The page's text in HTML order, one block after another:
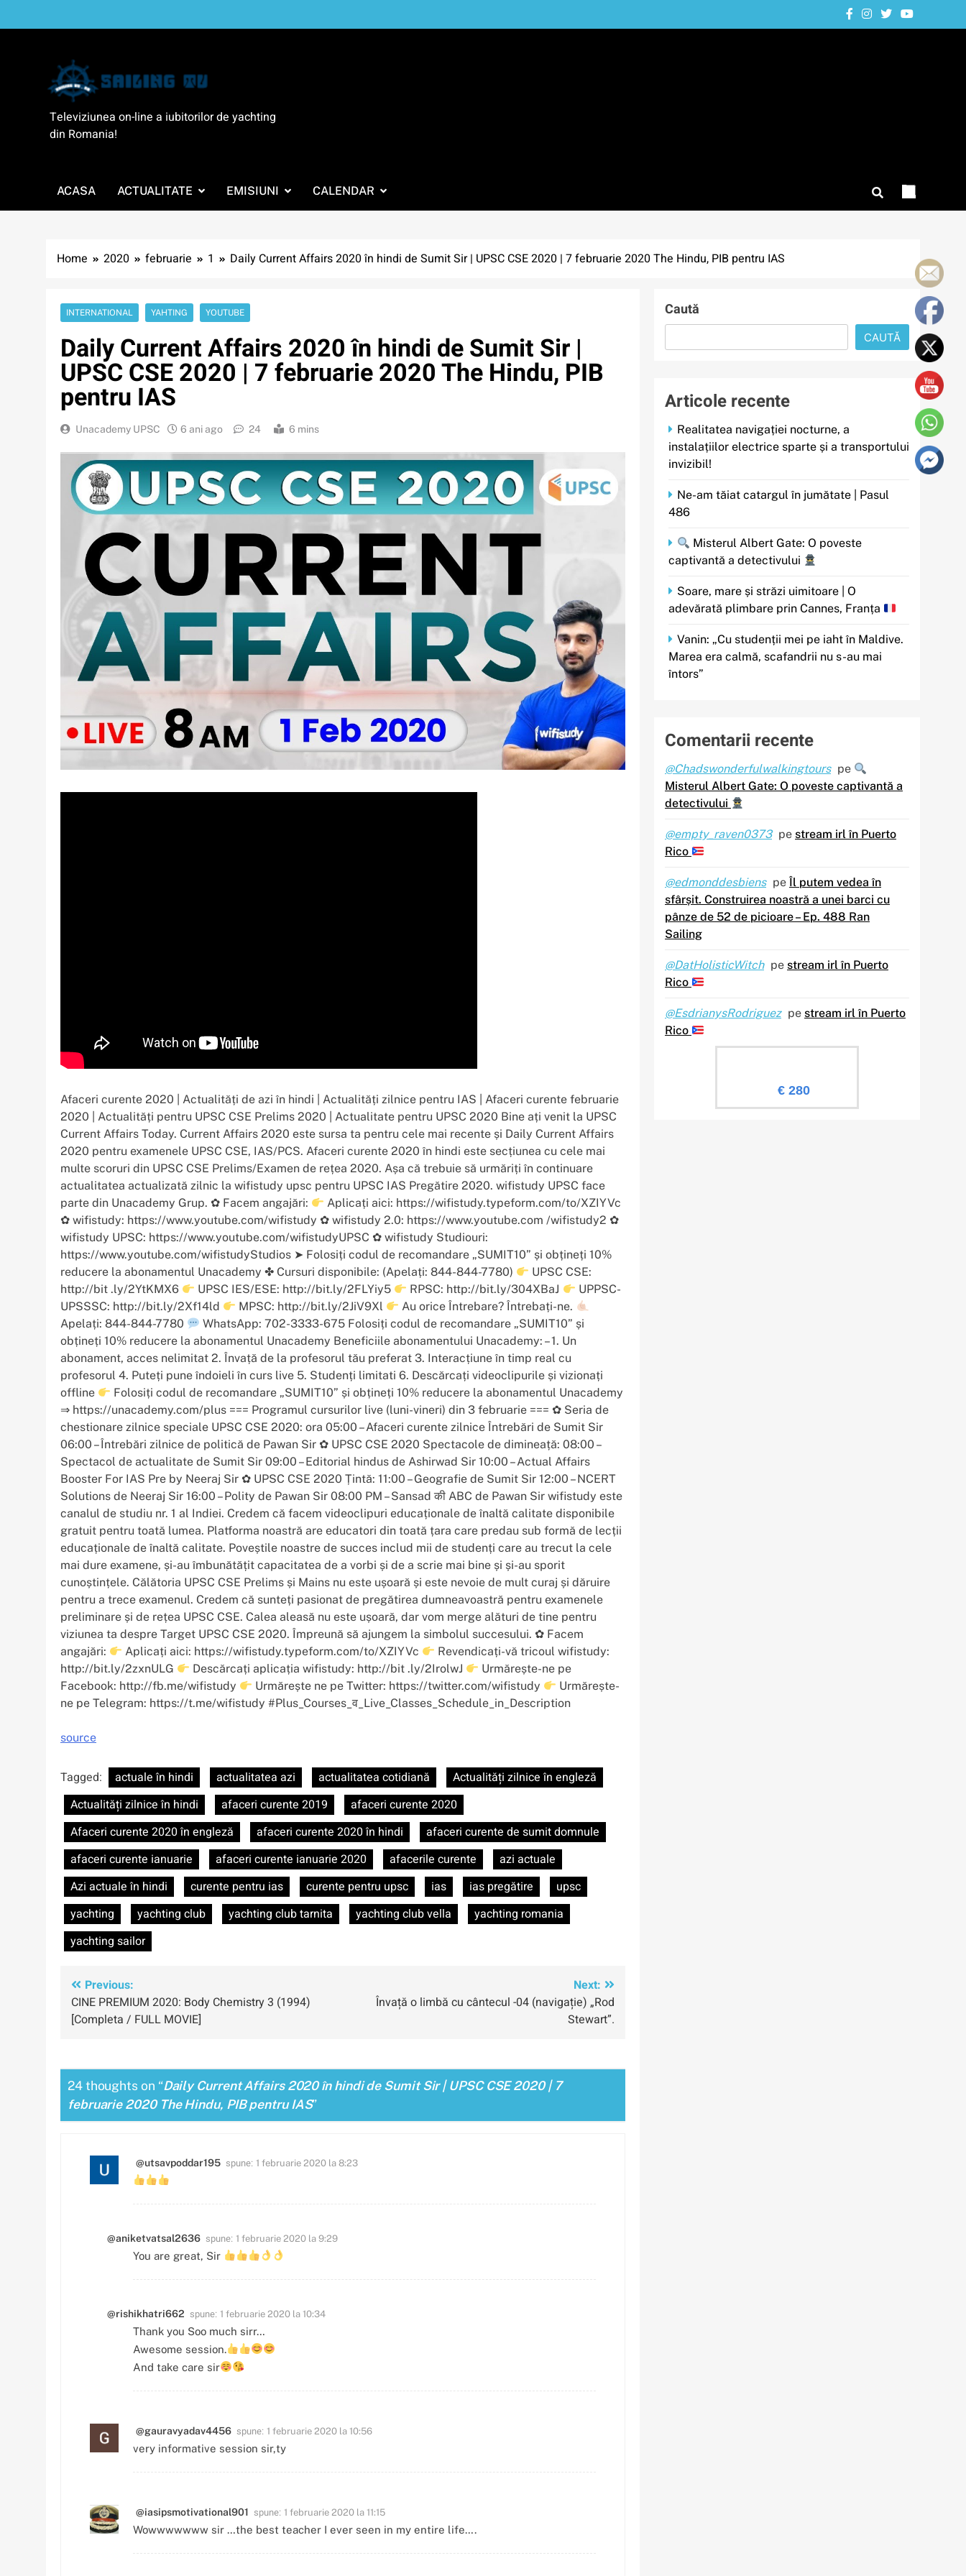
to
SailingTV
Televiziunea on-line a iubitorilor de yachting
din Romania!
ACASA ACTUALITATE EMISIUNI CALENDAR
Home 2020 februarie 1 Daily Current Affairs 2020 în hindi de Sumit Sir | UPSC CSE 2020 | 7 februarie 2020 The Hindu, PIB pentru IAS
INTERNATIONAL YAHTING YOUTUBE
Daily Current Affairs 2020 în hindi de Sumit Sir |
UPSC CSE 2020 | 7 februarie 2020 The Hindu, PIB
pentru IAS
Unacademy UPSC 6 ani ago 24 6 mins
Afaceri curente 2020 | Actualități de azi în hindi | Actualități zilnice pentru IAS | Afaceri curente februarie
2020 | Actualități pentru UPSC CSE Prelims 2020 | Actualitate pentru UPSC 2020 Bine ați venit la UPSC
Current Affairs Today. Current Affairs 2020 este sursa ta pentru cele mai recente și Daily Current Affairs
2020 pentru examenele UPSC CSE, IAS/PCS. Afaceri curente 2020 în hindi este secțiunea cu cele mai
multe scoruri din UPSC CSE Prelims/Examen de rețea 2020. Așa că trebuie să urmăriți în continuare
actualitatea actualizată zilnic la wifistudy upsc pentru UPSC IAS Pregătire 2020. wifistudy UPSC face
parte din Unacademy Grup. ✿ Facem angajări:
Aplicați aici: https://wifistudy.typeform.com/to/XZIYVc
✿ wifistudy: https://www.youtube.com/wifistudy ✿ wifistudy 2.0: https://www.youtube.com /wifistudy2 ✿
wifistudy UPSC: https://www.youtube.com/wifistudyUPSC ✿ wifistudy Studiouri:
https://www.youtube.com/wifistudyStudios ➤ Folosiți codul de recomandare „SUMIT10” și obțineți 10%
reducere la abonamentul Unacademy ✤ Cursuri disponibile: (Apelați: 844-844-7780)
UPSC CSE:
http://bit .ly/2YtKMX6
UPSC IES/ESE: http://bit.ly/2FLYiy5 RPSC: http://bit.ly/304XBaJ
UPPSC-
UPSSSC: http://bit.ly/2Xf14ld
MPSC: http://bit.ly/2JiV9Xl
Au orice Întrebare? Întrebați-ne.
Apelați: 844-844-7780
WhatsApp: 702-3333-675 Folosiți codul de recomandare „SUMIT10” și
obțineți 10% reducere la abonamentul Unacademy Beneficiile abonamentului Unacademy: – 1. Un
abonament, acces nelimitat 2. Învață de la profesorul tău preferat 3. Interacțiune în timp real cu
profesorul 4. Puteți pune îndoieli în curs live 5. Studenți limitati 6. Descărcați videoclipurile și vizionați
offline
Folosiți codul de recomandare „SUMIT10” și obțineți 10% reducere la abonamentul Unacademy
⇒ https://unacademy.com/plus === Programul cursurilor live (luni-vineri) din 3 februarie === ✿ Seria de
chestionare zilnice speciale UPSC CSE 2020: ora 05:00 – Afaceri curente zilnice Întrebări de Sumit Sir
06:00 – Întrebări zilnice de politică de Pawan Sir ✿ UPSC CSE 2020 Spectacole de dimineață: 08:00 –
Spectacol de actualitate de Sumit Sir 09:00 – Editorial hindus de Ashirwad Sir 10:00 – Actual Affairs
Booster For IAS Pre by Neeraj Sir ✿ UPSC CSE 2020 Țintă: 11:00 – Geografie de Sumit Sir 12:00 – NCERT
Solutions de Neeraj Sir 16:00 – Polity de Pawan Sir 08:00 PM – Sansad की ABC de Pawan Sir wifistudy este
canalul de studiu nr. 1 al Indiei. Credem că facem videoclipuri educaționale de înaltă calitate disponibile
gratuit pentru toată lumea. Platforma noastră are educatori din toată țara care predau sub formă de lecții
educaționale de înaltă calitate. Poveștile noastre de succes includ mii de studenți care au trecut la cele
mai dure examene, și-au îmbunătățit capacitatea de a vorbi și de a scrie mai bine și și-au sporit
cunoștințele. Călătoria UPSC CSE Prelims și Mains nu este ușoară și este nevoie de mult curaj și dăruire
pentru a trece examenul. Credem că sunteți pasionat de pregătirea dumneavoastră pentru examenele
preliminare și de rețea UPSC CSE. Calea aleasă nu este ușoară, dar vom merge alături de tine pentru
viziunea ta despre Target UPSC CSE 2020. Împreună să ajungem la simbolul succesului. ✿ Facem
angajări:
Aplicați aici: https://wifistudy.typeform.com/to/XZIYVc
Revendicați-vă tricoul wifistudy:
http://bit.ly/2zxnULG
Descărcați aplicația wifistudy: http://bit .ly/2IrolwJ
Urmărește-ne pe
Facebook: http://fb.me/wifistudy
Urmărește ne pe Twitter: https://twitter.com/wifistudy
Urmărește-
ne pe Telegram: https://t.me/wifistudy #Plus_Courses_व_Live_Classes_Schedule_in_Description
source
Tagged: actuale în hindi actualitatea azi actualitatea cotidiană
Actualități zilnice în engleză
Actualități zilnice în hindi
afaceri curente 2019
afaceri curente 2020
Afaceri curente 2020 în engleză
afaceri curente 2020 în hindi
afaceri curente de sumit domnule
afaceri curente ianuarie
afaceri curente ianuarie 2020 afacerile curente
azi actuale
Azi actuale în hindi
curente pentru ias curente pentru upsc ias ias pregătire
upsc
yachting
yachting club yachting club tarnita yachting club vella
yachting romania
yachting sailor
Navigare
în
Previous:
CINE PREMIUM 2020: Body Chemistry 3 (1994)
[Completa / FULL MOVIE]
Next:
Învață o limbă cu cântecul -04 (navigație) „Rod
Stewart”.
24 thoughts on “Daily Current Affairs 2020 în hindi de Sumit Sir | UPSC CSE 2020 | 7
februarie 2020 The Hindu, PIB pentru IAS”
@utsavpoddar195 spune: 1 februarie 2020 la 8:23
@aniketvatsal2636 spune: 1 februarie 2020 la 9:29
You are great, Sir
@rishikhatri662 spune: 1 februarie 2020 la 10:34
Thank you Soo much sirr…
Awesome session.
And take care sir
@gauravyadav4456 spune: 1 februarie 2020 la 10:56
very informative session sir,ty
@iasipsmotivational901 spune: 1 februarie 2020 la 11:15
Wowwwwwww sir …the best teacher I ever seen in my entire life….
Caută
CAUTĂ
Articole recente
Realitatea navigației nocturne, a
instalațiilor electrice sparte și a transportului
invizibil!
Ne-am tăiat catargul în jumătate | Pasul
486
Misterul Albert Gate: O poveste
captivantă a detectivului
Soare, mare și străzi uimitoare | O
adevărată plimbare prin Cannes, Franța
Vanin: „Cu studenții mei pe iaht în Maldive.
Marea era calmă, scafandrii nu s-au mai
întors”
Comentarii recente
@Chadswonderfulwalkingtours pe
Misterul Albert Gate: O poveste captivantă a
detectivului
@empty_raven0373 pe stream irl în Puerto
Rico
@edmonddesbiens pe Îl putem vedea în
sfârșit. Construirea noastră a unei barci cu
pânze de 52 de picioare – Ep. 488 Ran
Sailing
@DatHolisticWitch pe stream irl în Puerto
Rico
@EsdrianysRodriguez pe stream irl în Puerto
Rico
€ 280